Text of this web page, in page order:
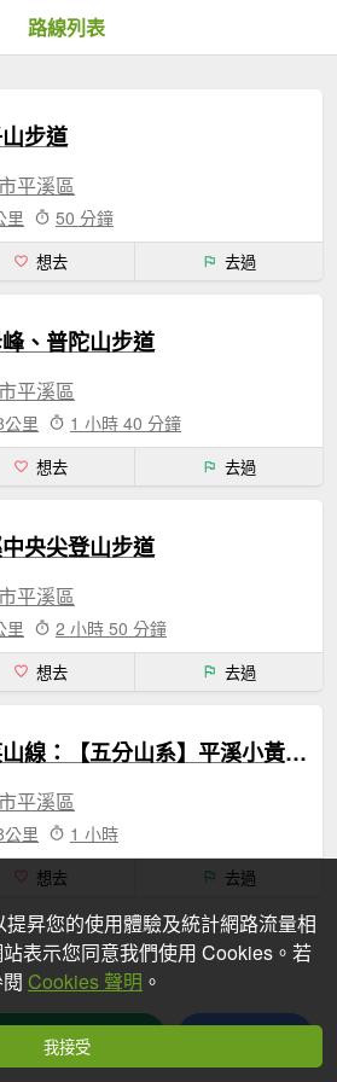
路線列表
步道
平溪區
里 50 分鐘
想去 去過
、普陀山步道
平溪區
里 1 小時 40 分鐘
想去 去過
央尖登山步道
平溪區
里 2 小時 50 分鐘
想去 去過
微笑山線：【五分山系】平溪小黃山段
平溪區
公里 1 小時
想去 去過
昇您的使用體驗及統計網路流量相
表示您同意我們使用 Cookies。若
Cookies 聲明 。
我接受